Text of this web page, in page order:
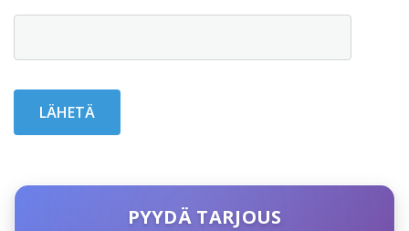
PYYDÄ TARJOUS